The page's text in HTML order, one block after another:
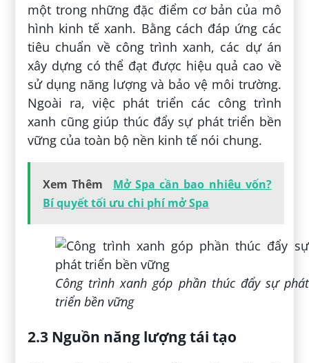
một trong những đặc điểm cơ bản của mô
hình kinh tế xanh. Bằng cách đáp ứng các
tiêu chuẩn về công trình xanh, các dự án
xây dựng có thể đạt được hiệu quả cao về
sử dụng năng lượng và bảo vệ môi trường.
Ngoài ra, việc phát triển các công trình
xanh cũng giúp thúc đẩy sự phát triển bền
vững của toàn bộ nền kinh tế nói chung.
Xem Thêm
Mở Spa cần bao nhiêu vốn?
Bí quyết tối ưu chi phí mở Spa
Công trình xanh góp phần thúc đẩy sự phát
triển bền vững
2.3 Nguồn năng lượng tái tạo